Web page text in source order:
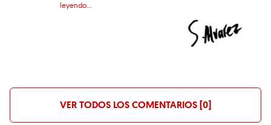
leyendo...
VER TODOS LOS COMENTARIOS [0]